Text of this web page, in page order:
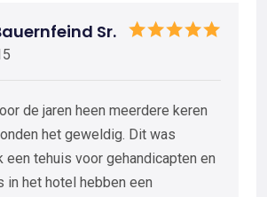
Sr.
de jaren heen meerdere keren
het geweldig. Dit was
een tehuis voor gehandicapten en
in het hotel hebben een